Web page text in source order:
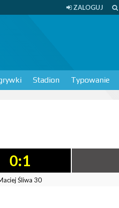
ZALOGUJ
Stadion Typowanie
0:1
Śliwa 30